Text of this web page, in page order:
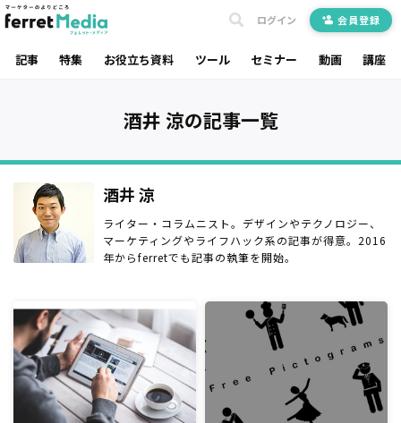
記事 特集 お役立ち資料 ツール セミナー 動画 講座
ログイン 会員登録
酒井 涼の記事一覧
酒井 涼
ライター・コラムニスト。デザインやテクノロジー、
マーケティングやライフハック系の記事が得意。2016
年からferretでも記事の執筆を開始。